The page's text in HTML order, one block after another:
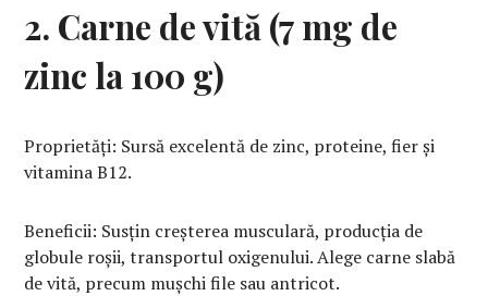
2. Carne de vită (7 mg de
zinc la 100 g)
Proprietăți: Sursă excelentă de zinc, proteine, fier și
vitamina B12.
Beneficii: Susțin creșterea musculară, producția de
globule roșii, transportul oxigenului. Alege carne slabă
de vită, precum mușchi file sau antricot.